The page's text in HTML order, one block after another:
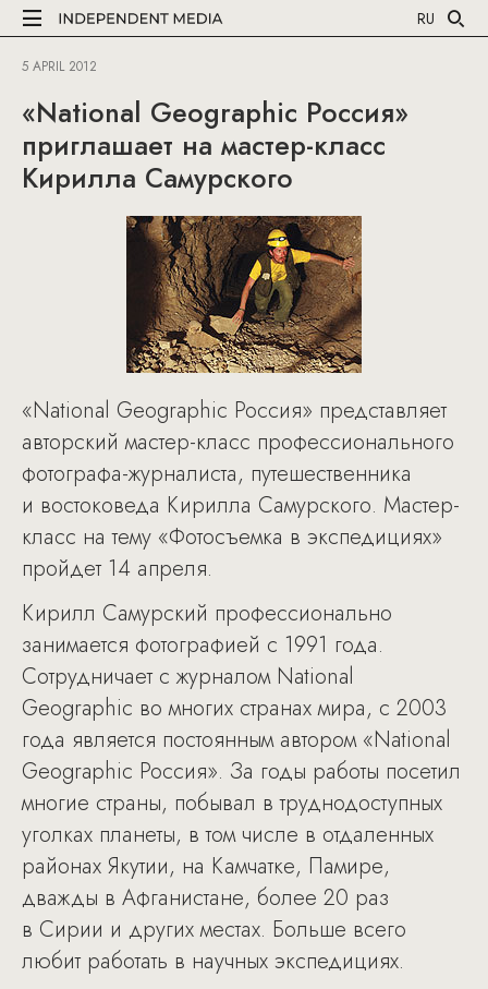
RU
5 APRIL 2012
«National Geographic Россия»
приглашает на мастер-класс
Кирилла Самурского
«National Geographic Россия» представляет
авторский мастер-класс профессионального
фотографа-журналиста, путешественника
и востоковеда Кирилла Самурского. Мастер-
класс на тему «Фотосъемка в экспедициях»
пройдет 14 апреля.
Кирилл Самурский профессионально
занимается фотографией с 1991 года.
Сотрудничает с журналом National
Geographic во многих странах мира, с 2003
года является постоянным автором «National
Geographic Россия». За годы работы посетил
многие страны, побывал в труднодоступных
уголках планеты, в том числе в отдаленных
районах Якутии, на Камчатке, Памире,
дважды в Афганистане, более 20 раз
в Сирии и других местах. Больше всего
любит работать в научных экспедициях.